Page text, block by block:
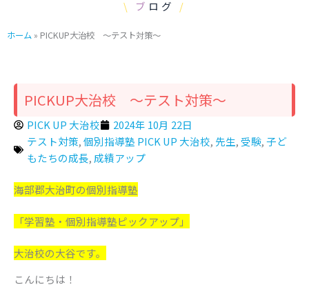
\
ブ ログ /
ホーム » PICKUP大治校 ～テスト対策～
PICKUP大治校 ～テスト対策～
PICK UP 大治校
2024年 10月 22日
テスト対策,個別指導塾 PICK UP 大治校, 先生, 受験,子ど
もたちの成長, 成績アップ
海部郡大治町の個別指導塾
「学習塾・個別指導塾ピックアップ」
大治校の大谷です。
こんにちは！